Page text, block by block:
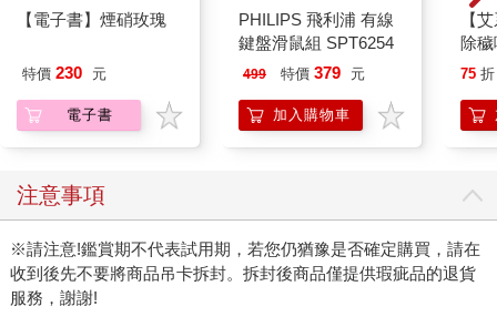
【電子書】煙硝玫瑰
特價 230 元
電子書
PHILIPS 飛利浦 有線
鍵盤滑鼠組 SPT6254
499 特價 379 元
加入購物車
【
除
平安
另
75 折
注意事項
※請注意!鑑賞期不代表試用期，若您仍猶豫是否確定購買，請在
收到後先不要將商品吊卡拆封。拆封後商品僅提供瑕疵品的退貨
服務，謝謝!